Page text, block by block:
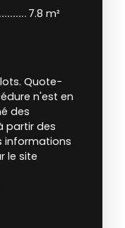
7.8 m²
Quote-
n'est en
des
partir des
informations
le site